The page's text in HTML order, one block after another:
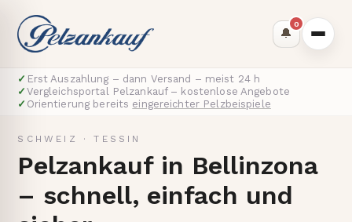
🔔
0
✓ Erst Auszahlung – dann Versand – meist 24 h
✓ Vergleichsportal Pelzankauf – kostenlose Angebote
✓ Orientierung bereits eingereichter Pelzbeispiele
SCHWEIZ ·TESSIN
Pelzankauf in Bellinzona
– schnell, einfach und